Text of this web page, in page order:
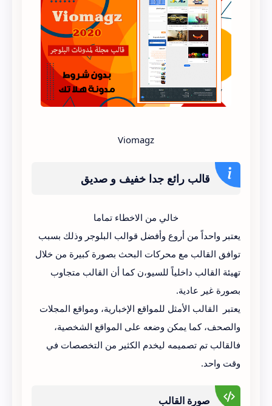
Viomagz
قالب رائع جدا خفيف و صديق
خالي من الاخطاء تماما
يعتبر واحداً من أروع وأفضل قوالب البلوجر وذلك بسبب
توافق القالب مع محركات البحث بصورة كبيرة من خلال
تهيئة القالب داخلياً للسيو،ن كما أن القالب متجاوب
بصورة غير عادية.
يعتبر القالب الأمثل للمواقع الإخبارية، ومواقع المجلات
والصحف، كما يمكن وضعه على المواقع الشخصية،
فالقالب تم تصميمه ليخدم الكثير من التخصصات في
وقت واحد.
صورة القالب